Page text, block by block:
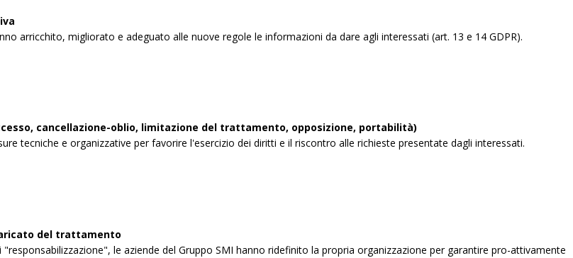
arricchito, migliorato e adeguato alle nuove regole le informazioni da dare agli interessati (art. 13 e 14 GDPR).
cancellazione-oblio, limitazione del trattamento, opposizione, portabilità)
tecniche e organizzative per favorire l'esercizio dei diritti e il riscontro alle richieste presentate dagli interessati.
del trattamento
"responsabilizzazione", le aziende del Gruppo SMI hanno ridefinito la propria organizzazione per garantire pro-attivamente